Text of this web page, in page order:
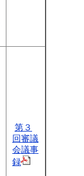
第３
回審議
会議事
録